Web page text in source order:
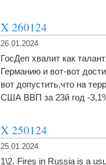
X 260124
26.01.2024
ГосДеп хвалит как
Германию и вот-вот
вот допустить,что на
США ВВП за 23й год -
X 250124
25.01.2024
1\2. Fires in Russia is a